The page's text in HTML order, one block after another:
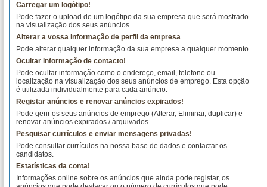
Carregar um logótipo!
Pode fazer o upload de um logótipo da sua empresa que será mostrado
na visualização dos seus anúncios.
Alterar a vossa informação de perfil da empresa
Pode alterar qualquer informação da sua empresa a qualquer momento.
Ocultar informação de contacto!
Pode ocultar informação como o endereço, email, telefone ou
localização na visualização dos seus anúncios de emprego. Esta opção
é utilizada individualmente para cada anúncio.
Registar anúncios e renovar anúncios expirados!
Pode gerir os seus anúncios de emprego (Alterar, Eliminar, duplicar) e
renovar anúncios expirados / arquivados.
Pesquisar currículos e enviar mensagens privadas!
Pode consultar currículos na nossa base de dados e contactar os
candidatos.
Estatísticas da conta!
Informações online sobre os anúncios que ainda pode registar, os